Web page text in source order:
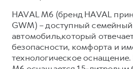
HAVAL Лизинг
АКСЕССУАРЫ HAVAL
Автомобильные аксессуары
АКСЕССУАРЫ HAVAL
Автомобильные аксессуары
Коллекция CITY
Коллекция Базовая
HAVAL M6 (бренд HAVAL
GWM) – доступный семейный
автомобиль,который
безопасности, комфорта и
технологическое